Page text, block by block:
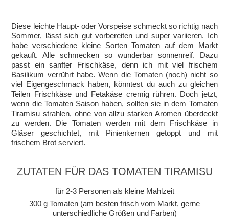
Diese leichte Haupt- oder Vorspeise schmeckt so richtig nach
Sommer, lässt sich gut vorbereiten und super variieren. Ich
habe verschiedene kleine Sorten Tomaten auf dem Markt
gekauft. Alle schmecken so wunderbar sonnenreif. Dazu
passt ein sanfter Frischkäse, denn ich mit viel frischem
Basilikum verrührt habe. Wenn die Tomaten (noch) nicht so
viel Eigengeschmack haben, könntest du auch zu gleichen
Teilen Frischkäse und Fetakäse cremig rühren. Doch jetzt,
wenn die Tomaten Saison haben, sollten sie in dem Tomaten
Tiramisu strahlen, ohne von allzu starken Aromen überdeckt
zu werden. Die Tomaten werden mit dem Frischkäse in
Gläser geschichtet, mit Pinienkernen getoppt und mit
frischem Brot serviert.
ZUTATEN FÜR DAS TOMATEN TIRAMISU
für 2-3 Personen als kleine Mahlzeit
300 g Tomaten (am besten frisch vom Markt, gerne
unterschiedliche Größen und Farben)